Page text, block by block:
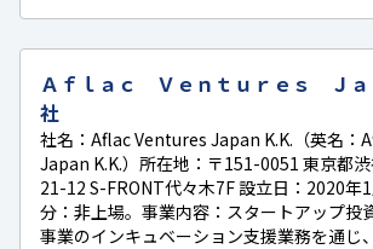
Ａｆｌａｃ Ｖｅｎｔｕｒｅｓ Ｊａ
社
社名：Aflac Ventures Japan K.K.（英名：
Japan K.K.）所在地：〒151-0051 東京都
21-12 S-FRONT代々木7F 設立日：2020年
分：非上場。事業内容：スタートアップ投
事業のインキュベーション支援業務を通じ